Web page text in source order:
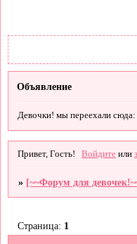
Объявление
Девочки! мы переехали
Привет, Гость! Войдите или
» [~~Форум для
Страница: 1